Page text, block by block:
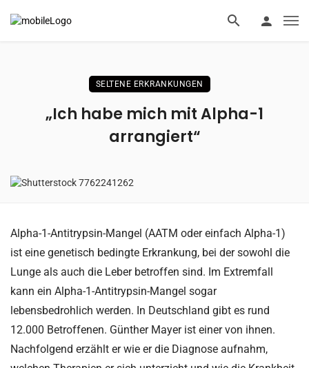
SELTENE ERKRANKUNGEN
„Ich habe mich mit Alpha-1
arrangiert“
Alpha-1-Antitrypsin-Mangel (AATM oder einfach Alpha-1)
ist eine genetisch bedingte Erkrankung, bei der sowohl die
Lunge als auch die Leber betroffen sind. Im Extremfall
kann ein Alpha-1-Antitrypsin-Mangel sogar
lebensbedrohlich werden. In Deutschland gibt es rund
12.000 Betroffenen. Günther Mayer ist einer von ihnen.
Nachfolgend erzählt er wie er die Diagnose aufnahm,